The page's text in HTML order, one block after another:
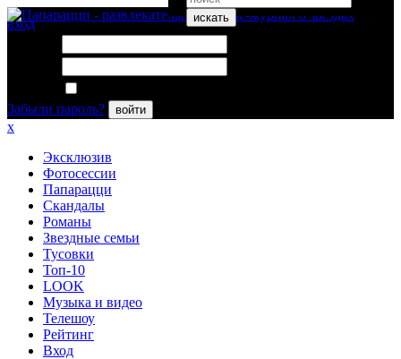
искать
вход
Забыли пароль?
войти
x
Эксклюзив
Фотосессии
Папарацци
Скандалы
Романы
Звездные семьи
Тусовки
Топ-10
LOOK
Музыка и видео
Телешоу
Рейтинг
Вход